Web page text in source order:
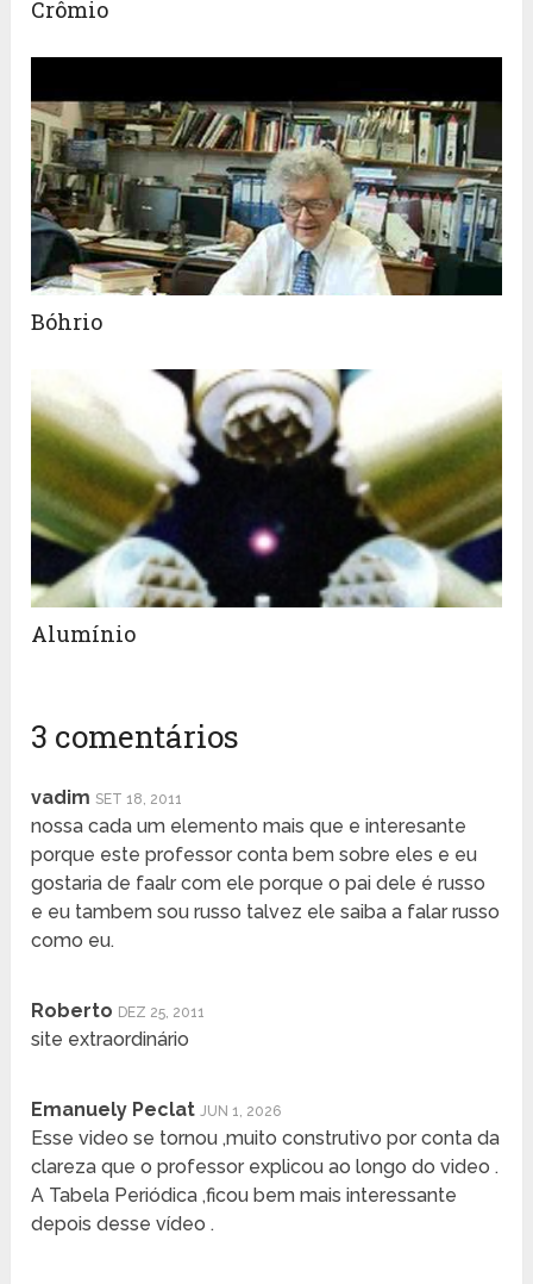
Crômio
Bóhrio
Alumínio
3 comentários
vadim SET 18, 2011
nossa cada um elemento mais que e interesante
porque este professor conta bem sobre eles e eu
gostaria de faalr com ele porque o pai dele é russo
e eu tambem sou russo talvez ele saiba a falar russo
como eu.
Roberto DEZ 25, 2011
site extraordinário
Emanuely Peclat JUN 1, 2026
Esse video se tornou ,muito construtivo por conta da
clareza que o professor explicou ao longo do video .
A Tabela Periódica ,ficou bem mais interessante
depois desse vídeo .